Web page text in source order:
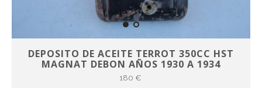
DEPOSITO DE ACEITE TERROT 350CC HST
MAGNAT DEBON AÑOS 1930 A 1934
180 €